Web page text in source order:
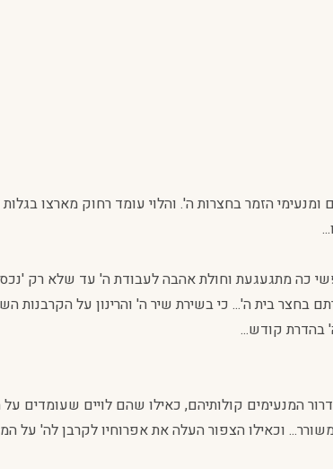
הזמר בחצרות ה'. והלוי עומד רחוק מארצו
כה מתגעגעת וחולת אהבה לעבודת ה' עד שלא רק
בחצר בית ה'... כי בשירת שיר ה' והרינון על
בהדרת קודש...
המנעימים קולותיהם, כאילו שהם לויים שעומדים
וכאילו הצפור העלה את אפרוחיו לקרבן לה' על